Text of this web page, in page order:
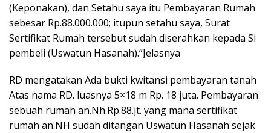
(Keponakan), dan Setahu saya itu Pembayaran Rumah
sebesar Rp.88.000.000; itupun setahu saya, Surat
Sertifikat Rumah tersebut sudah diserahkan kepada Si
pembeli (Uswatun Hasanah).”Jelasnya
RD mengatakan Ada bukti kwitansi pembayaran tanah
Atas nama RD. luasnya 5×18 m Rp. 18 juta. Pembayaran
sebuah rumah an.Nh.Rp.88.jt. yang mana sertifikat
rumah an.NH sudah ditangan Uswatun Hasanah sejak